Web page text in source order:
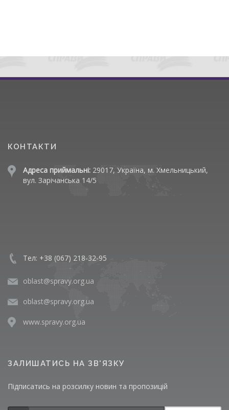
КОНТАКТИ
Адреса приймальні: 29017, Україна, м. Хмельницький,
вул. Зарічанська 14/5
Тел: +38 (067) 218-32-95
oblast@spravy.org.ua
oblast@spravy.org.ua
www.spravy.org.ua
ЗАЛИШАТИСЬ НА ЗВ'ЯЗКУ
Підписатись на розсилку новин та пропозицій